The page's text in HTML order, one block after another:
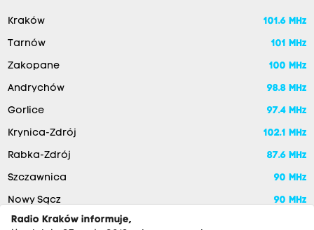
Kraków 101.6 MHz
Tarnów 101 MHz
Zakopane 100 MHz
Andrychów 98.8 MHz
Gorlice 97.4 MHz
Krynica-Zdrój 102.1 MHz
Rabka-Zdrój 87.6 MHz
Szczawnica 90 MHz
Nowy Sącz
90 MHz
Radio Kraków informuje,